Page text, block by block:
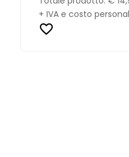
+ IVA e costo